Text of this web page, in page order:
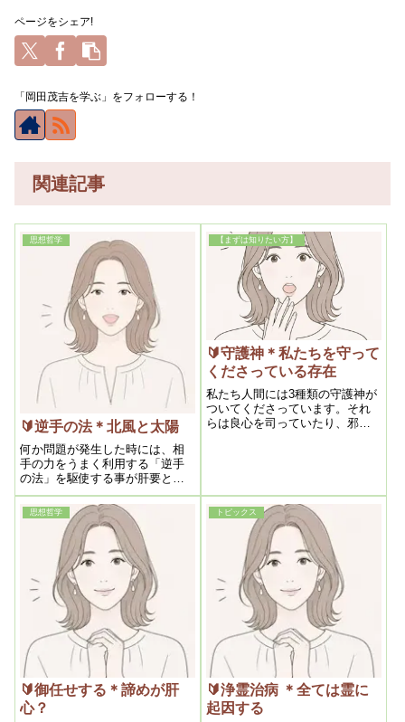
ページをシェア!
「岡田茂吉を学ぶ」をフォローする！
関連記事
思想哲学
🔰逆手の法＊北風と太陽
何か問題が発生した時には、相
手の力をうまく利用する「逆手
の法」を駆使する事が肝要と岡
田茂吉は説きました。逆手の法
を使えば、争うことなく相手の
やりたい気持ちを沸き起こさせ
るので、とても平和に解決でき
る岡田茂吉らしい御論文です。
【まずは知りたい方】
🔰守護神＊私たちを守って
くださっている存在
私たち人間には3種類の守護神が
ついてくださっています。それ
らは良心を司っていたり、邪念
２、3種ついていることもあるよ
うです。
思想哲学
🔰御任せする＊諦めが肝
心？
トピックス
🔰浄霊治病 ＊全ては霊に
起因する